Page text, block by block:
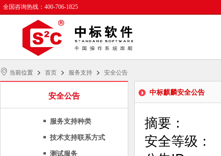
全国咨询热线：400-706-1825
当前位置 > 首页 > 服务支持 > 安全公告
安全公告
服务支持种类
技术支持联系方式
测试服务
中标麒麟安全公告
摘要：
安全等级：